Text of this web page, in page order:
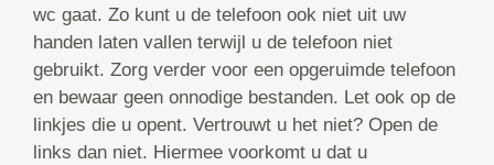
wc gaat. Zo kunt u de telefoon ook niet uit uw
handen laten vallen terwijl u de telefoon niet
gebruikt. Zorg verder voor een opgeruimde telefoon
en bewaar geen onnodige bestanden. Let ook op de
linkjes die u opent. Vertrouwt u het niet? Open de
links dan niet. Hiermee voorkomt u dat u